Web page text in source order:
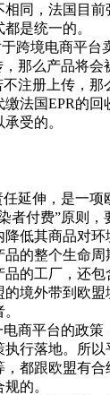
同，法国目前
是统一的。
跨境电商平台
那么产品将会
注册上传，那
法国EPR的回
受的。
延伸，是一项
者付费”原则，
降低其商品对
的整个生命周
品的工厂，还
境外带到欧盟
商平台的政策
行落地。所以
都跟欧盟有合
的。